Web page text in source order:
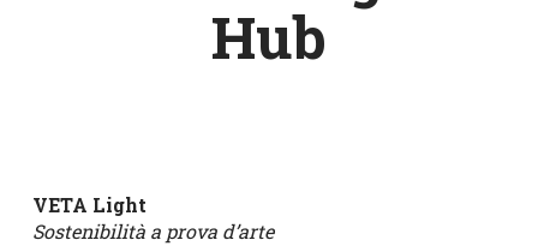
Hub
VETA Light
Sostenibilità a prova d’arte